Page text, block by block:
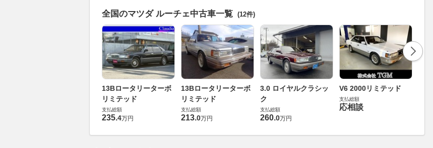
全国のマツダ ルーチェ中古車一覧 (12件)
13Bロータリーターボ
リミテッド
支払総額
235.4万円
13Bロータリーターボ
リミテッド
支払総額
213.0万円
3.0 ロイヤルクラシッ
ク
支払総額
260.0万円
V6 2000リミテッド
支払総額
応相談